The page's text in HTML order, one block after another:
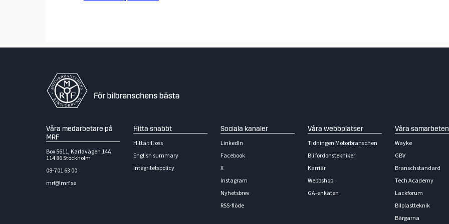
Våra medarbetare på
MRF
Box 5611, Karlavägen 14A
114 86 Stockholm
08-701 63 00
mrf@mrf.se
Hitta snabbt
Hitta till oss
English summary
Integritetspolicy
Sociala kanaler
LinkedIn
Facebook
X
Instagram
Nyhetsbrev
RSS-flöde
Våra webbplatser
Tidningen Motorbranschen
Bli fordonstekniker
Karriär
Webbshop
GA-enkäten
Våra samarbeten
Wayke
GBV
Branschstandard
Tech Academy
Lackforum
Bilplastteknik
Bärgarna